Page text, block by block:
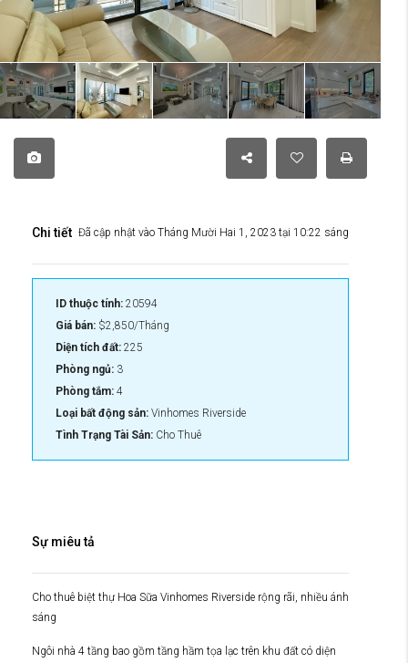
Chi tiết Đã cập nhật vào Tháng Mười Hai 1, 2023 tại 10:22 sáng
ID thuộc tính: 20594
Giá bán: $2,850/Tháng
Diện tích đất: 225
Phòng ngủ: 3
Phòng tắm: 4
Loại bất động sản: Vinhomes Riverside
Tình Trạng Tài Sản: Cho Thuê
Sự miêu tả
Cho thuê biệt thự Hoa Sữa Vinhomes Riverside rộng rãi, nhiều ánh
sáng
Ngôi nhà 4 tầng bao gồm tầng hầm tọa lạc trên khu đất có diện